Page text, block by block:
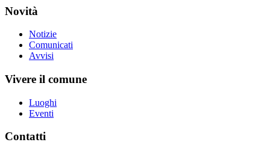
Novità
Notizie
Comunicati
Avvisi
Vivere il comune
Luoghi
Eventi
Contatti